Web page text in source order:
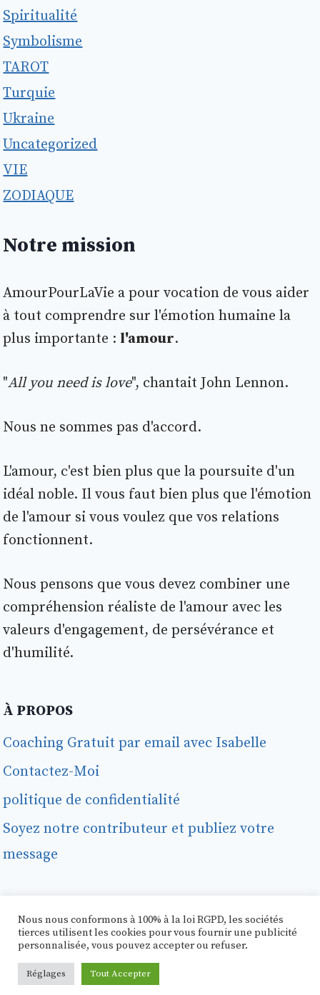
Spiritualité
Symbolisme
TAROT
Turquie
Ukraine
Uncategorized
VIE
ZODIAQUE
Notre mission
AmourPourLaVie a pour vocation de vous aider
à tout comprendre sur l'émotion humaine la
plus importante : l'amour.
"All you need is love", chantait John Lennon.
Nous ne sommes pas d'accord.
L'amour, c'est bien plus que la poursuite d'un
idéal noble. Il vous faut bien plus que l'émotion
de l'amour si vous voulez que vos relations
fonctionnent.
Nous pensons que vous devez combiner une
compréhension réaliste de l'amour avec les
valeurs d'engagement, de persévérance et
d'humilité.
À PROPOS
Coaching Gratuit par email avec Isabelle
Contactez-Moi
politique de confidentialité
Soyez notre contributeur et publiez votre
message
© 2026 Amour Pour La Vie
Nous nous conformons à 100% à la loi RGPD, les sociétés
tierces utilisent les cookies pour vous fournir une publicité
personnalisée, vous pouvez accepter ou refuser.
Réglages Tout Accepter